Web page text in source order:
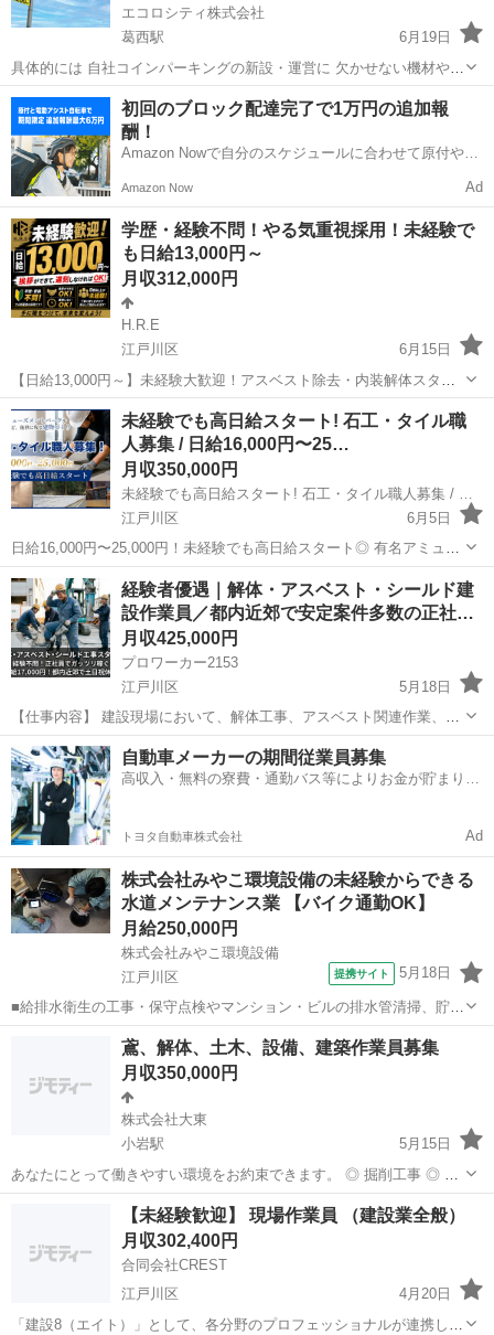
エコロシティ株式会社
葛西駅
6月19日
具体的には 自社コインパーキングの新設・運営に 欠かせない機材や部
材を管理する仕事です。 ▽納品された部材の荷受け、検品、保管 ▽フ
ォークリフトを使用した 倉庫内の整理・管理 ▽協力会社への部材の
受け渡し、...
東京 江戸川区 葛西駅 その他
初回のブロック配達完了で1万円の追加報
酬！
Amazon Nowで自分のスケジュールに合わせて原付や電
Amazon Now Ad
学歴・経験不問！やる気重視採用！未経験で
も日給13,000円～
月収312,000円
H.R.E
江戸川区
6月15日
【日給13,000円～】未経験大歓迎！アスベスト除去・内装解体スタッ
フ募集！ 経験や資格は一切必要ありません！ 現在働いているスタッフ
も9割以上が未経験スタート。 「挨拶ができる」 「遅刻をしない」 ...
東京 江戸川区 その他 未経験
未経験でも高日給スタート! 石工・タイル職
人募集 / 日給16,000円〜25…
月収350,000円
江戸川区
6月5日
日給16,000円〜25,000円！未経験でも高日給スタート◎ 有名アミュー
ズメントパークや主要駅など、後世に残る建物づくりに携われる仕事
です！ ビル・オフィス・店舗などで石材やタイル施工を行います。現
場は都内近郊中心、直行...
東京 江戸川区 その他
経験者優遇｜解体・アスベスト・シールド建
設作業員／都内近郊で安定案件多数の正社…
月収425,000円
プロワーカー2153
江戸川区
5月18日
【仕事内容】 建設現場において、解体工事、アスベスト関連作業、シ
ールド工事に関わる現場作業を担当します。 解体工事では、建物や構
造物の解体に関する作業を行います。 アスベスト工事では、アスベス
トに関する作業を行いま...
東京 江戸川区 その他 アスベスト
自動車メーカーの期間従業員募集
高収入・無料の寮費・通勤バス等によりお金が貯まりや
トヨタ自動車株式会社 Ad
株式会社みやこ環境設備の未経験からできる
水道メンテナンス業 【バイク通勤OK】
月給250,000円
株式会社みやこ環境設備
江戸川区
提携サイト 5月18日
■給排水衛生の工事・保守点検やマンション・ビルの排水管清掃、貯水
槽清掃業務 【貯水槽清掃とは？】 管理上でも浄化手段として清掃が
不可欠になってきます。 安全・安心な飲料水や生活用水の確保には貯
水槽の清掃は、年1回以上が義務...
江戸川区 その他
鳶、解体、土木、設備、建築作業員募集
月収350,000円
株式会社大東
小岩駅
5月15日
あなたにとって働きやすい環境をお約束できます。 ◎ 掘削工事 ◎ 砕
石敷き・地盤づくり ◎ コンクリート打設 ◎ 現場清掃・資材管理 ◎玉
江戸川区 小岩駅 その他 未経験
【未経験歓迎】 現場作業員 （建設業全般）
月収302,400円
合同会社CREST
江戸川区
4月20日
「建設8（エイト）」として、各分野のプロフェッショナルが連携し、